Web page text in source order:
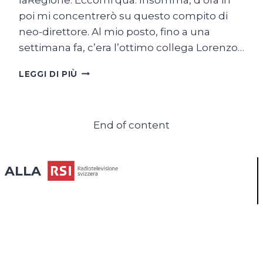
poi mi concentrerò su questo compito di
neo-direttore. Al mio posto, fino a una
settimana fa, c’era l’ottimo collega Lorenzo…
LEGGI DI PIÙ BUONGIORNO,
SORRISO)
End of content
ALLA